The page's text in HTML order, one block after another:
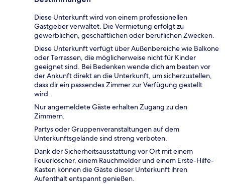
Diese Unterkunft wird von einem professionellen
Gastgeber verwaltet. Die Vermietung erfolgt zu
gewerblichen, geschäftlichen oder beruflichen Zwecken.
Diese Unterkunft verfügt über Außenbereiche wie Balkone
oder Terrassen, die möglicherweise nicht für Kinder
geeignet sind. Bei Bedenken wende dich am besten vor
der Ankunft direkt an die Unterkunft, um sicherzustellen,
dass dir ein passendes Zimmer zur Verfügung gestellt
wird.
Nur angemeldete Gäste erhalten Zugang zu den
Zimmern.
Partys oder Gruppenveranstaltungen auf dem
Unterkunftsgelände sind streng verboten.
Dank der Sicherheitsausstattung vor Ort mit einem
Feuerlöscher, einem Rauchmelder und einem Erste-Hilfe-
Kasten können die Gäste dieser Unterkunft ihren
Aufenthalt entspannt genießen.